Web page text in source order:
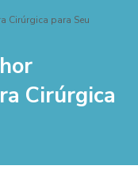
Cirúrgica para Seu
Cirúrgica